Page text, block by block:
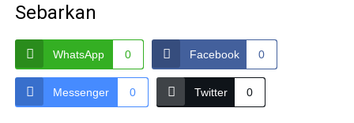
Sebarkan
WhatsApp 0 Facebook 0
Messenger 0 Twitter 0